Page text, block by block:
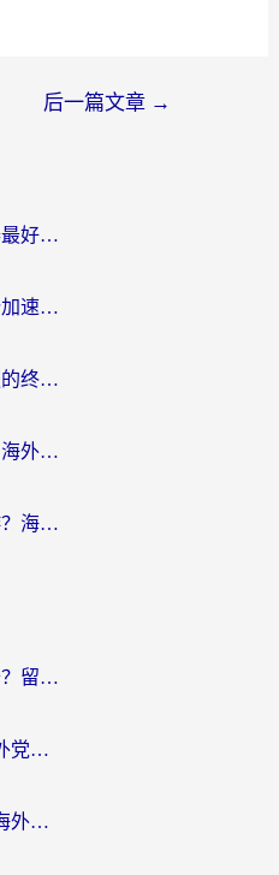
后一篇文章 →
在欧洲玩晶核用什么加速器最好呢？一个老玩家的真心话
海外玩新寻仙总卡顿？这份加速器选择指南让你秒回国服流畅体验
从魔兽到蛋仔：海外玩国服的终极加速指南，找到你的专属高速通道
在国外能不能玩星战前夜？海外党国服游戏不卡顿的秘密武器在这里
在印度怎么玩御龙在天手游？海外党畅玩国服的终极生存指南
海外看优酷有限版权总被卡？留学生亲测有效的回国加速器选择指南
在国外如何登录12123？海外党必备的回国加速实用指南
国外登录不了交管12123？海外华人亲测有效的回国加速器选择指南